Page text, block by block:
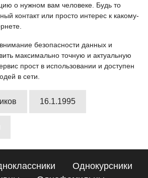
о нужном вам человеке. Будь то
контакт или просто интерес к какому-
безопасности данных и
максимально точную и актуальную
прост в использовании и доступен
в сети.
16.1.1995
Однокурсники